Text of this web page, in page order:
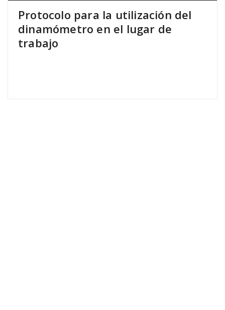
Protocolo para la utilización del
dinamómetro en el lugar de
trabajo